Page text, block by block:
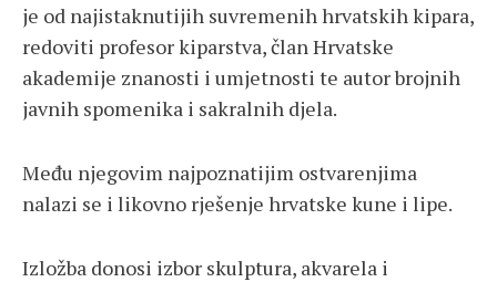
je od najistaknutijih suvremenih hrvatskih kipara,
redoviti profesor kiparstva, član Hrvatske
akademije znanosti i umjetnosti te autor brojnih
javnih spomenika i sakralnih djela.
Među njegovim najpoznatijim ostvarenjima
nalazi se i likovno rješenje hrvatske kune i lipe.
Izložba donosi izbor skulptura, akvarela i